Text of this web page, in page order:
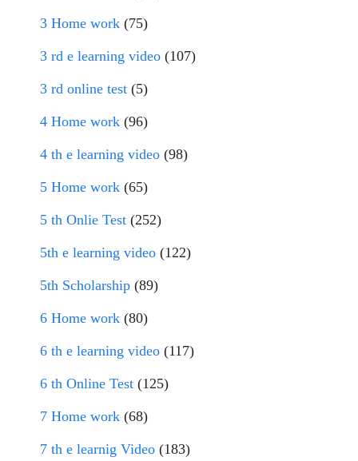
3 Home work (75)
3 rd e learning video (107)
3 rd online test (5)
4 Home work (96)
4 th e learning video (98)
5 Home work (65)
5 th Onlie Test (252)
5th e learning video (122)
5th Scholarship (89)
6 Home work (80)
6 th e learning video (117)
6 th Online Test (125)
7 Home work (68)
7 th e learnig Video (183)